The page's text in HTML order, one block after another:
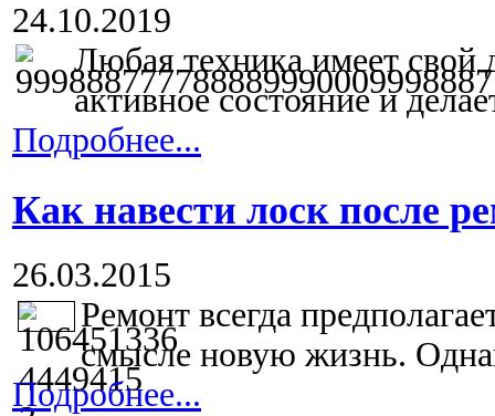
24.10.2019
Любая техника имеет свой
активное состояние и
Подробнее...
Как навести лоск после
26.03.2015
Ремонт всегда
смысле новую жизнь.
Подробнее...